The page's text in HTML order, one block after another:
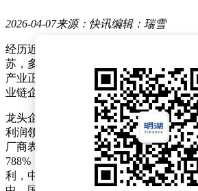
2026-04-07来源：快讯编辑：瑞雪
经历近三年的行业低谷后，中国锂电产
苏，多家上市公司财报显示营收与利润
产业正式迈入新发展周期。从电池制造
业链企业集体摆脱盈利困境，业绩表现
龙头企业宁德时代（SZ:300750）以
利润领跑行业，净利润增速达42.3%，
厂商表现更为抢眼：正力新能（
788%，瑞浦兰钧（HK:0666）结束六年
利，中创新航（HK:3931）净利润同比